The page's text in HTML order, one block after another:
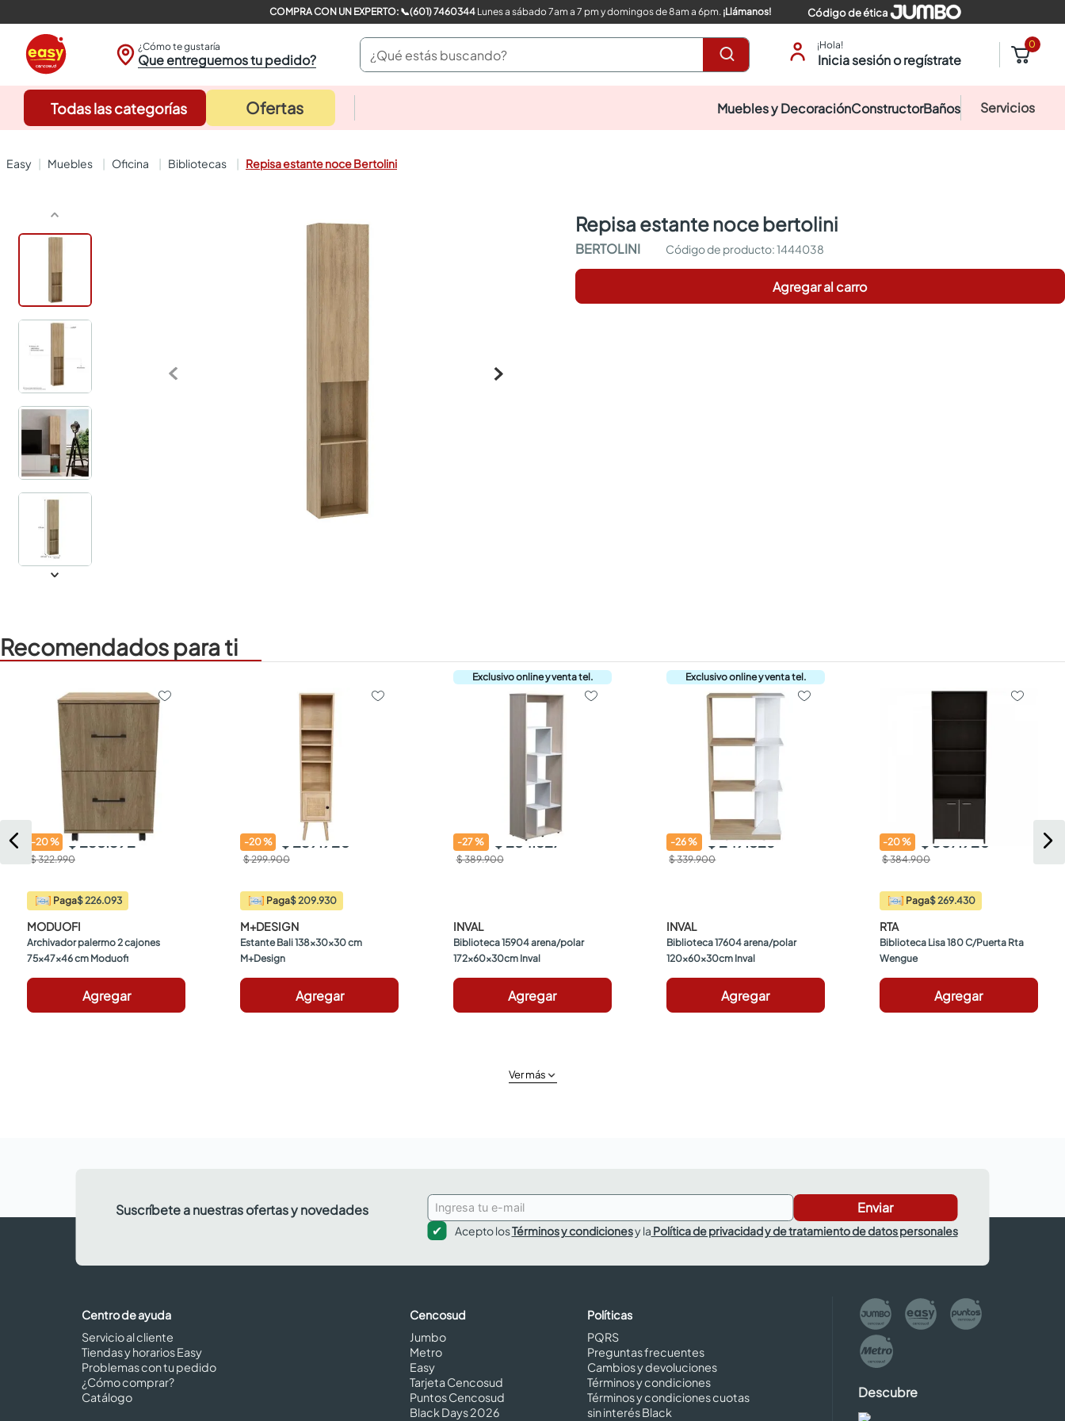
COMPRA CON UN EXPERTO: 📞(601) 7460344Lunes a sábado 7am a 7 pm y domingos de 8am a 6pm. ¡Llámanos! Código de ética
¿Cómo te gustaría
Que entreguemos tu pedido?
¿Qué estás buscando? ¡Hola!
Inicia sesión o regístrate
0
Todas las categorías Ofertas Muebles y DecoraciónConstructorBaños Servicios
muebles oficina bibliotecas Repisa estante noce Bertolini
repisa estante noce bertolini
BERTOLINI :1444038
Agregar al carro
Recomendados para ti
-20% $ 258.392
$ 322.990
Paga$ 226.093
MODUOFI
Archivador palermo 2 cajones
75x47x46 cm Moduofi
Agregar
-20% $ 239.920
$ 299.900
Paga$ 209.930
M+DESIGN
Estante Bali 138x30x30 cm
M+Design
Agregar
-27% $ 284.627
$ 389.900
INVAL
Biblioteca 15904 arena/polar
172x60x30cm Inval
Agregar
-26% $ 249.826
$ 339.900
INVAL
Biblioteca 17604 arena/polar
120x60x30cm Inval
Agregar
-20% $ 307.920
$ 384.900
Paga$ 269.430
RTA
Biblioteca Lisa 180 C/Puerta Rta
Wengue
Agregar
Ver más
Suscríbete a nuestras ofertas y novedades Enviar
Acepto losTérminos y condicionesy la Política de privacidad y de tratamiento de datos personales
Centro de ayuda
Servicio al cliente
Tiendas y horarios Easy
Problemas con tu pedido
¿Cómo comprar?
Catálogo
Cencosud
Jumbo
Metro
Easy
Tarjeta Cencosud
Puntos Cencosud
Black Days 2026
Políticas
PQRS
Preguntas frecuentes
Cambios y devoluciones
Términos y condiciones
Términos y condiciones cuotas
sin interés Black
Descubre
closet
sanitarios